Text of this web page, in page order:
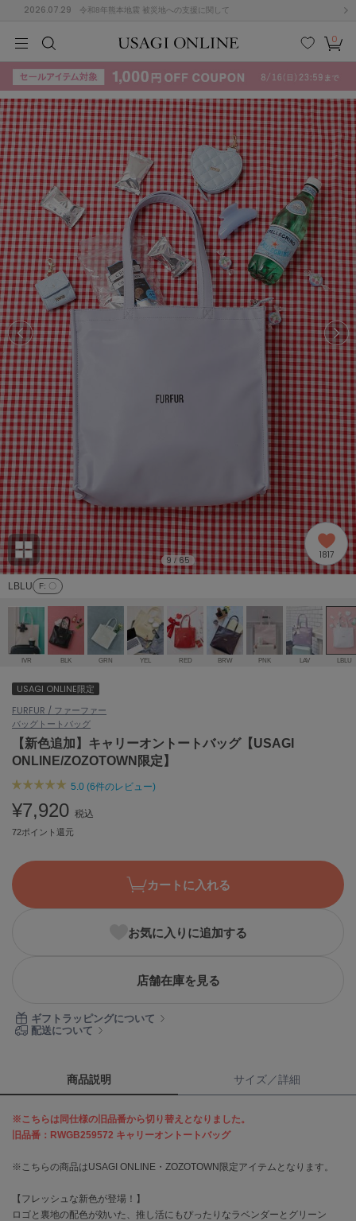
2026.07.29 令和8年熊本地震 被災地への支援に関して
検索
お気
に入
カー
ト
0
KIDSBABYBEAUTYLIFE STYLE
(715)
(3074)
ス/ドレス (1179)
(570)
ームウェア (535)
(121)
(2005)
リー (664)
ョン雑貨 (865)
/ランジェリー (127)
ェア (121)
(124)
KIDSBABYBEAUTYLIFE STYLE
B C D E F G
I J K L M N
P Q R S T U
W X Y Z
その
他
ACYM
アシーム
adidas
アディダス
adidas by Stella McCartney
アディダス バイ ステラマッカートニー
ALLISON BROWN
アリソンブラウン
amabro
アマブロ
Ame no chi Hare
アメノチハレ
AMOMMA
アモマ
ánuans
アニュアンス
ànuke
アンヌーク
ASICS
アシックス
Ballelite
バレリット
バンドリヤー
Barbour
バブアー
Calvin Klein
カルバン・クライン
セロン
CODE A
コードエー
LBLU F: 〇
9 / 65 1817
IVR BLK GRN YEL RED BRW PNK LAV LBLU
USAGI ONLINE限定
FURFUR / ファーファー
バッグ トートバッグ
【新色追加】キャリーオントートバッグ【USAGI
ONLINE/ZOZOTOWN限定】
5.0 (6件のレビュー)
¥7,920 税込
72ポイント還元
カートに入れる
お気に入りに追加する
店舗在庫を見る
ギフトラッピングについて
配送について
商品説明 サイズ／詳細
※こちらは同仕様の旧品番から切り替えとなりました。
旧品番：RWGB259572 キャリーオントートバッグ
※こちらの商品はUSAGI ONLINE・ZOZOTOWN限定アイテムとなります。
【フレッシュな新色が登場！】
ロゴと裏地の配色が効いた、推し活にもぴったりなラベンダーとグリーン